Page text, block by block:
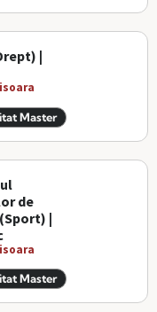
|
Master
de
|
Master